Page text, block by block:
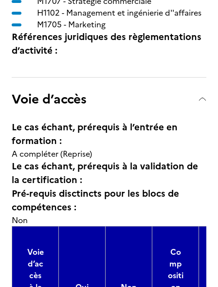
H1102 - Management et ingénierie d''affaires
M1705 - Marketing
Références juridiques des règlementations
d’activité :
Voie d’accès
Le cas échant, prérequis à l’entrée en
formation :
A compléter (Reprise)
Le cas échant, prérequis à la validation de
la certification :
Pré-requis disctincts pour les blocs de
compétences :
Non
Voie
d’ac
cès
Co
mp
ositi